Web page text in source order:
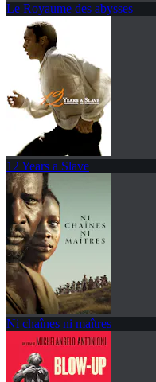
Le Royaume des abysses
12 Years a Slave
Ni chaînes ni maîtres